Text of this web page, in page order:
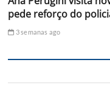
pede reforço do
3 semanas ago